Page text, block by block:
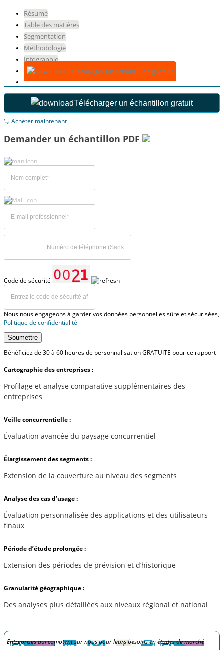
Résumé
Table des matières
Segmentation
Méthodologie
Infographie
Télécharger un échantillon gratuit
Télécharger un échantillon gratuit
Acheter maintenant
Demander un échantillon PDF
Code de sécurité
Nous nous engageons à garder vos données personnelles sûre et sécurisées,
Politique de confidentialité
Soumettre
Bénéficiez de 30 à 60 heures de personnalisation GRATUITE pour ce rapport
Cartographie des entreprises :
Profilage et analyse comparative supplémentaires des
entreprises
Veille concurrentielle :
Évaluation avancée du paysage concurrentiel
Élargissement des segments :
Extension de la couverture au niveau des segments
Analyse des cas d’usage :
Évaluation personnalisée des applications et des utilisateurs
finaux
Période d’étude prolongée :
Extension des périodes de prévision et d’historique
Granularité géographique :
Des analyses plus détaillées aux niveaux régional et national
Entreprises qui comptent sur nous pour leurs besoins en études de marché